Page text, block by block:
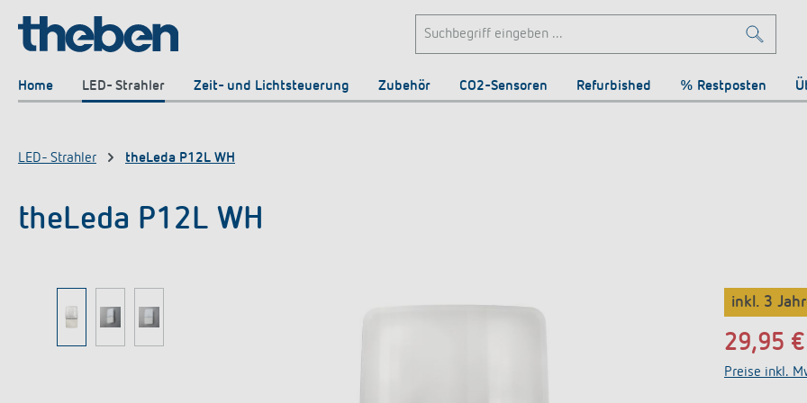
Zur Hauptnavigation springen
Home LED- Strahler Zeit- und Lichtsteuerung Zubehör CO2-Sensoren Refurbished % Restposten
LED- Strahler theLeda P12L WH
theLeda P12L WH
inkl. 3
29,95 €
Preise inkl.